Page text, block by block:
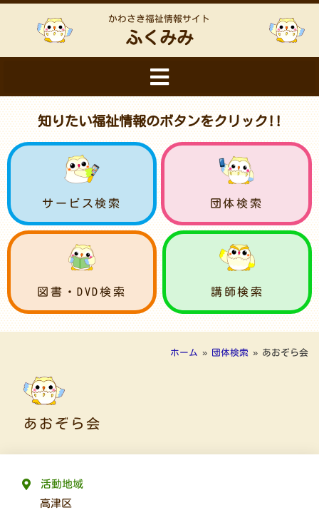
かわさき福祉情報サイト
ふくみみ
知りたい福祉情報のボタンをクリック!!
サービス検索 団体検索
図書・DVD検索 講師検索
ホーム » 団体検索 » あおぞら会
あおぞら会
活動地域
高津区